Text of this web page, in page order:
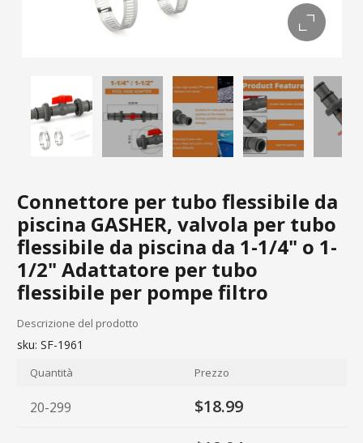
Connettore per tubo flessibile da
piscina GASHER, valvola per tubo
flessibile da piscina da 1-1/4" o 1-
1/2" Adattatore per tubo
flessibile per pompe filtro
Descrizione del prodotto
sku: SF-1961
Quantità Prezzo
20-299 $18.99